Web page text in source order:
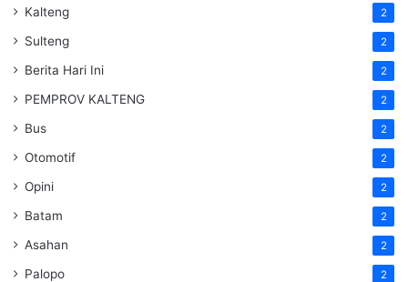
Kalteng 2
Sulteng 2
Berita Hari Ini 2
PEMPROV KALTENG 2
Bus 2
Otomotif 2
Opini 2
Batam 2
Asahan 2
Palopo 2